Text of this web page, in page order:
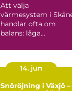
Att välja
värmesystem i
handlar ofta om
balans: låga
14. jun
Snöröjning i Växjö –